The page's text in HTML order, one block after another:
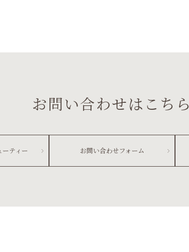
お問い合わせはこちら
ティー お問い合わせフォーム